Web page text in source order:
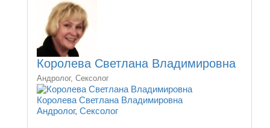
Королева Светлана Владимировна
Андролог, Сексолог
Королева Светлана Владимировна
Андролог, Сексолог